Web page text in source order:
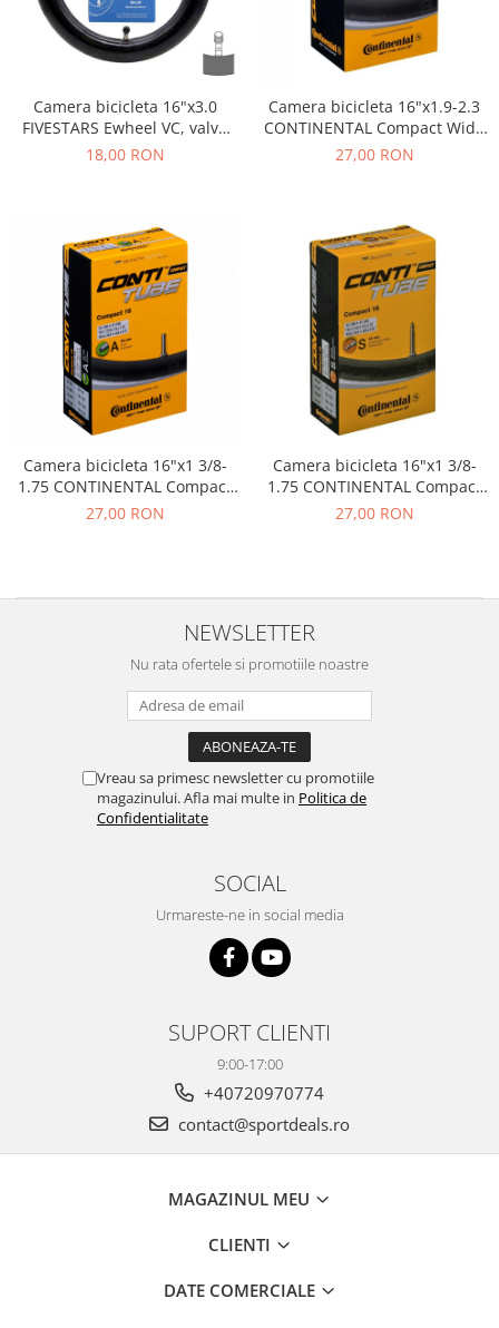
Camera bicicleta 16"x3.0
FIVESTARS Ewheel VC, valva
AV 90 grade
18,00 RON
Camera bicicleta 16"x1.9-2.3
CONTINENTAL Compact Wide
(32/47-305/349), valva A34
27,00 RON
Camera bicicleta 16"x1 3/8-
1.75 CONTINENTAL Compact
(32/47-305/349), valva AV34
27,00 RON
Camera bicicleta 16"x1 3/8-
1.75 CONTINENTAL Compact
16 (32/47-305/349), valva FV42
27,00 RON
NEWSLETTER
Nu rata ofertele si promotiile noastre
Vreau sa primesc newsletter cu promotiile
magazinului. Afla mai multe in Politica de
Confidentialitate
SOCIAL
Urmareste-ne in social media
SUPORT CLIENTI
9:00-17:00
+40720970774
contact@sportdeals.ro
MAGAZINUL MEU
CLIENTI
DATE COMERCIALE